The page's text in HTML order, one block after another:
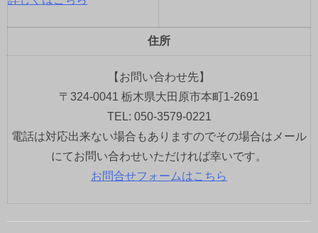
住所
【お問い合わせ先】
〒324-0041 栃木県大田原市本町1-2691
TEL: 050-3579-0221
電話は対応出来ない場合もありますのでその場合はメール
にてお問い合わせいただければ幸いです。
お問合せフォームはこちら